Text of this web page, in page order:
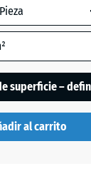
superficie –
al carrito